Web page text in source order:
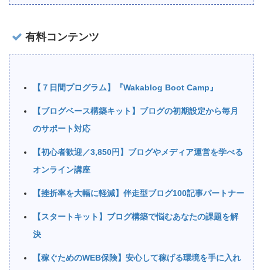
有料コンテンツ
【７日間プログラム】『Wakablog Boot Camp』
【ブログベース構築キット】ブログの初期設定から毎月
のサポート対応
【初心者歓迎／3,850円】ブログやメディア運営を学べる
オンライン講座
【挫折率を大幅に軽減】伴走型ブログ100記事パートナー
【スタートキット】ブログ構築で悩むあなたの課題を解
決
【稼ぐためのWEB保険】安心して稼げる環境を手に入れ